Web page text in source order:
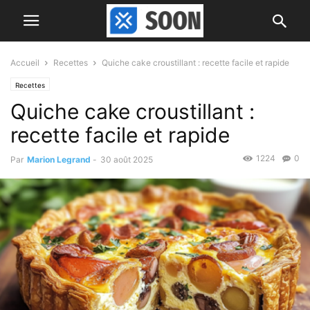
Accueil Recettes Quiche cake croustillant : recette facile et rapide
Recettes
Quiche cake croustillant :
recette facile et rapide
Par Marion Legrand - 30 août 2025 0
1224